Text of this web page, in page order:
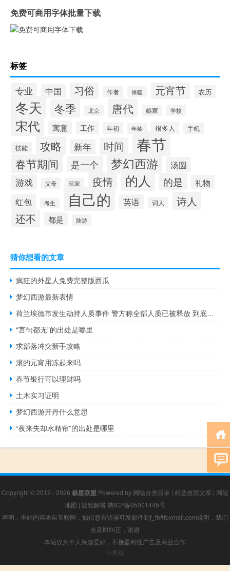
免费可商用字体批量下载
标签
专业 中国 习俗 作者 保暖 元宵节 农历
冬天 冬季 北京 唐代 娘家 学校
宋代 寓意 工作 年初 年龄 很多人 手机
技能 攻略 新年 时间 春节
春节期间 是一个 梦幻西游
汤圆
游戏
父母 玩家 疫情 的人 的是 礼物
红包 考生 自己的 英语 词人
诗人
还不
都是 陆游
猜你想看的文章
疯狂的外星人免费完整版西瓜
梦幻西游最新表情
荷兰埃德市发生劫持人质事件 警方称全部人质已被释放 到底什么情况呢
“言句都无”的出处是哪里
求部落冲突新手攻略
滚的元宵用冻起来吗
春节银行可以理财吗
土木实习证明
梦幻西游开丹什么意思
“夜来失却水精帘”的出处是哪里
Copyright © 2012 - 2026 极星联盟 Powered by 网站分类目录 | 精选推荐文章 | 网站
地图 | 疑难解答 陕ICP备05001445号
声明：本站内容来自互联网，如信息有错误可发邮件到f_fb#foxmail.com说明，我们
会及时纠正，谢谢
本站仅为个人兴趣爱好，不接盈利性广告及商业合作
小男孩